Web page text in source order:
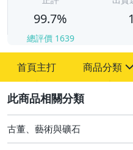
99.7%
總評價 1639
1
首頁主打 商品分類
「金王記～滿額折扣優惠」
古董、藝術與礦石